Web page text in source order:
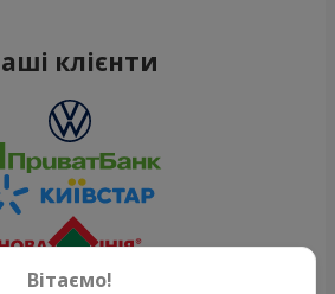
клієнти
Вітаємо!